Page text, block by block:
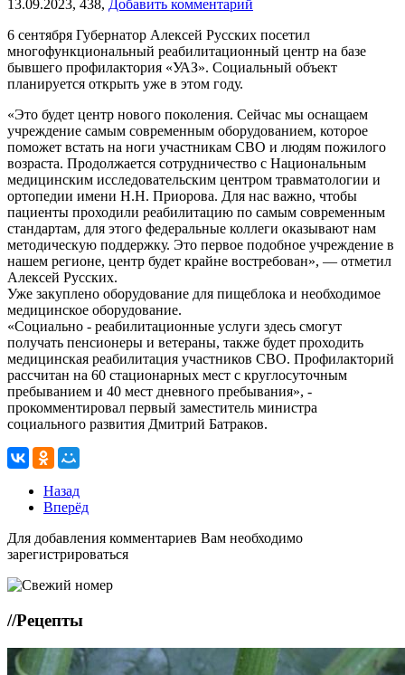
13.09.2023, 438, Добавить комментарий
6 сентября Губернатор Алексей Русских посетил
многофункциональный реабилитационный центр на базе
бывшего профилактория «УАЗ». Социальный объект
планируется открыть уже в этом году.
«Это будет центр нового поколения. Сейчас мы оснащаем
учреждение самым современным оборудованием, которое
поможет встать на ноги участникам СВО и людям пожилого
возраста. Продолжается сотрудничество с Национальным
медицинским исследовательским центром травматологии и
ортопедии имени Н.Н. Приорова. Для нас важно, чтобы
пациенты проходили реабилитацию по самым современным
стандартам, для этого федеральные коллеги оказывают нам
методическую поддержку. Это первое подобное учреждение в
нашем регионе, центр будет крайне востребован», — отметил
Алексей Русских.
Уже закуплено оборудование для пищеблока и необходимое
медицинское оборудование.
«Социально - реабилитационные услуги здесь смогут
получать пенсионеры и ветераны, также будет проходить
медицинская реабилитация участников СВО. Профилакторий
рассчитан на 60 стационарных мест с круглосуточным
пребыванием и 40 мест дневного пребывания», -
прокомментировал первый заместитель министра
социального развития Дмитрий Батраков.
Назад
Вперёд
Для добавления комментариев Вам необходимо
зарегистрироваться
//Рецепты